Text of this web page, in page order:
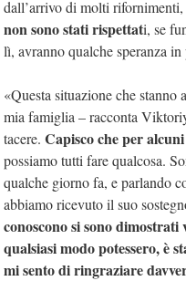
dall’arrivo di molti rifornimenti,
non sono stati rispettati, se
lì, avranno qualche speranza in
«Questa situazione che
mia famiglia – racconta
tacere. Capisco che per
possiamo tutti fare qualcosa.
qualche giorno fa, e parlando
abbiamo ricevuto il suo
conoscono si sono
qualsiasi modo potessero, è
mi sento di ringraziare